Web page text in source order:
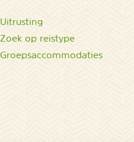
Uitrusting
Zoek op reistype
Groepsaccommodaties